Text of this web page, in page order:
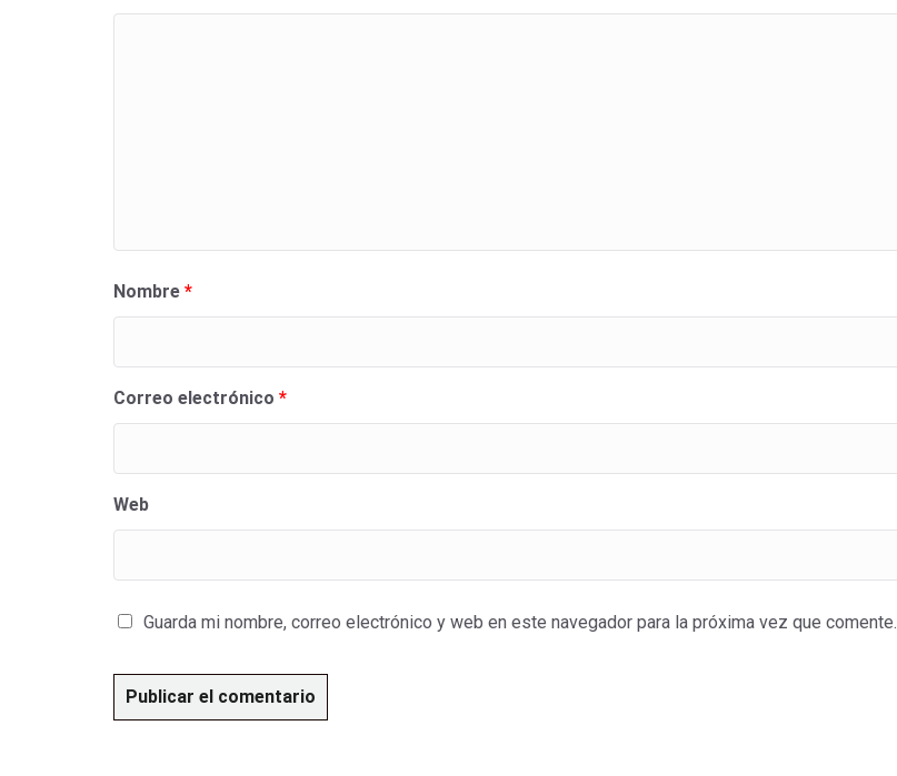
Nombre *
Correo electrónico *
Web
Guarda mi nombre, correo electrónico y web en este navegador para la próxima vez que comente.